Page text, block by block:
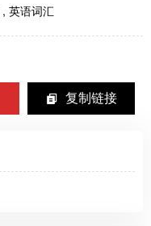
, 英语词汇
复制链接